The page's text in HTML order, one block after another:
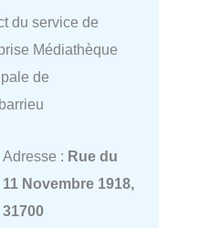
du service de
Médiathèque
de
Adresse : Rue du
11 Novembre 1918,
31700